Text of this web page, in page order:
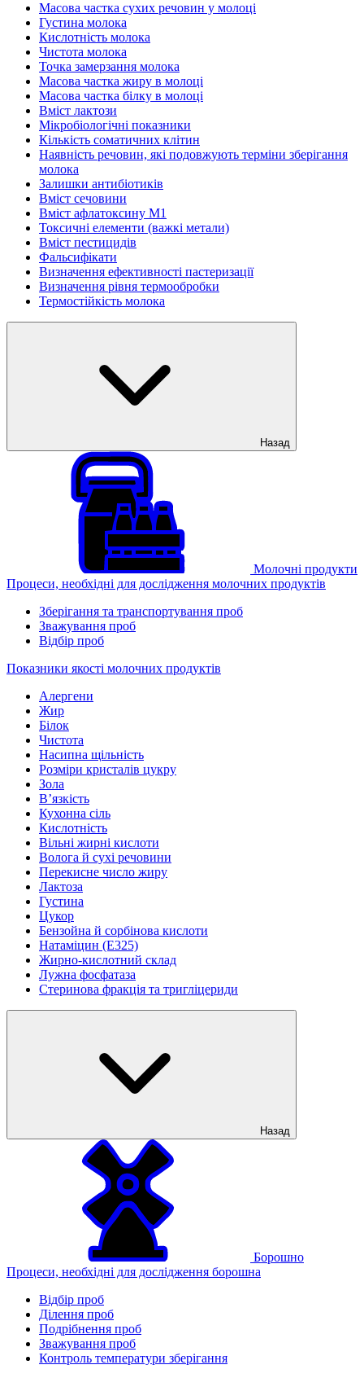
Масова частка сухих речовин у молоці
Густина молока
Кислотність молока
Чистота молока
Точка замерзання молока
Масова частка жиру в молоці
Масова частка білку в молоці
Вміст лактози
Мікробіологічні показники
Кількість соматичних клітин
Наявність речовин, які подовжують терміни зберігання
молока
Залишки антибіотиків
Вміст сечовини
Вміст афлатоксину М1
Токсичні елементи (важкі метали)
Вміст пестицидів
Фальсифікати
Визначення ефективності пастеризації
Визначення рівня термообробки
Термостійкість молока
Назад
Молочні продукти
Процеси, необхідні для дослідження молочних продуктів
Зберігання та транспортування проб
Зважування проб
Відбір проб
Показники якості молочних продуктів
Алергени
Жир
Білок
Чистота
Насипна щільність
Розміри кристалів цукру
Зола
В’язкість
Кухонна сіль
Кислотність
Вільні жирні кислоти
Волога й сухі речовини
Перекисне число жиру
Лактоза
Густина
Цукор
Бензойна й сорбінова кислоти
Натаміцин (Е325)
Жирно-кислотний склад
Лужна фосфатаза
Стеринова фракція та тригліцериди
Назад
Борошно
Процеси, необхідні для дослідження борошна
Відбір проб
Ділення проб
Подрібнення проб
Зважування проб
Контроль температури зберігання